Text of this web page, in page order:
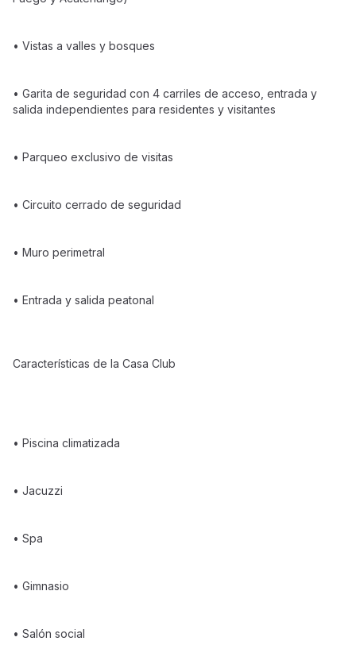
• Vistas a valles y bosques
• Garita de seguridad con 4 carriles de acceso, entrada y
salida independientes para residentes y visitantes
• Parqueo exclusivo de visitas
• Circuito cerrado de seguridad
• Muro perimetral
• Entrada y salida peatonal
Características de la Casa Club
• Piscina climatizada
• Jacuzzi
• Spa
• Gimnasio
• Salón social